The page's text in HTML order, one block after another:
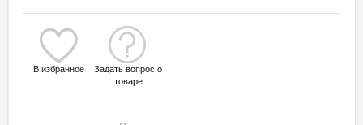
В избранное
Задать вопрос о
товаре